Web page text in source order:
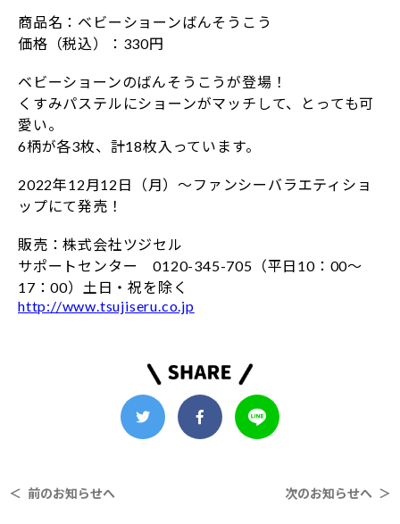
商品名：ベビーショーンばんそうこう
価格（税込）：330円
ベビーショーンのばんそうこうが登場！
くすみパステルにショーンがマッチして、とっても可
愛い。
6柄が各3枚、計18枚入っています。
2022年12月12日（月）～ファンシーバラエティショ
ップにて発売！
販売：株式会社ツジセル
サポートセンター 0120-345-705（平日10：00～
17：00）土日・祝を除く
http://www.tsujiseru.co.jp
＜ 前のお知らせへ 次のお知らせへ ＞